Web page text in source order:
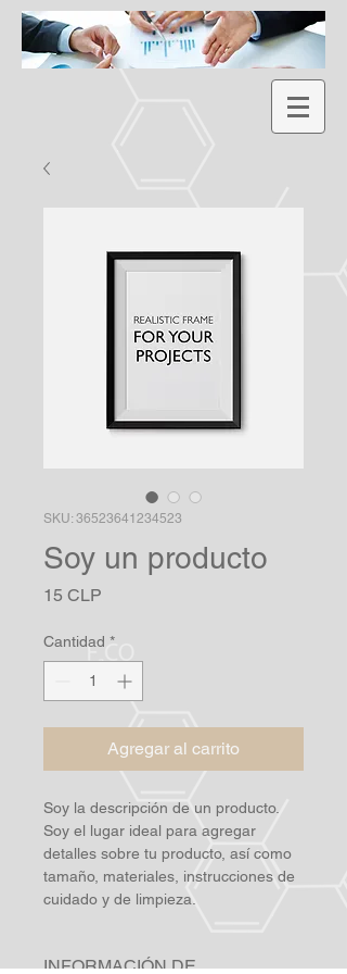
SKU: 36523641234523
Soy un producto
15 CLP
Cantidad *
Agregar al carrito
Soy la descripción de un producto.
Soy el lugar ideal para agregar
detalles sobre tu producto, así como
tamaño, materiales, instrucciones de
cuidado y de limpieza.
INFORMACIÓN DE